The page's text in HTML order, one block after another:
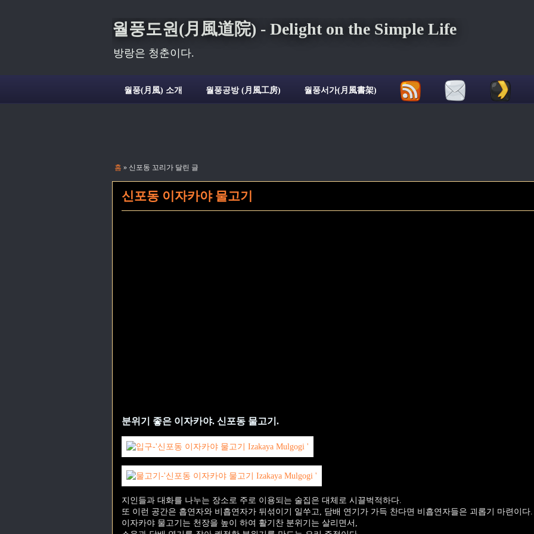
월풍도원(月風道院) - Delight on the Simple Life
방랑은 청춘이다.
월풍(月風) 소개 월풍공방 (月風工房) 월풍서가(月風書架)
홈 » 신포동 꼬리가 달린 글
신포동 이자카야 물고기
분위기 좋은 이자카야. 신포동 물고기.
지인들과 대화를 나누는 장소로 주로 이용되는 술집은 대체로 시끌벅적하다.
또 이런 공간은 흡연자와 비흡연자가 뒤섞이기 일쑤고, 담배 연기가 가득 찬다면 비흡연자들은 괴롭기 마련이다.
이자카야 물고기는 천장을 높이 하여 활기찬 분위기는 살리면서,